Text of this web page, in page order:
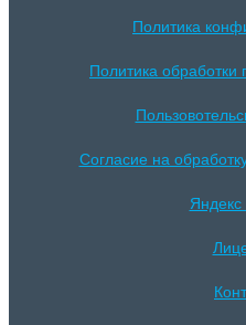
Политика
Политика
Согласие на
Яндекс